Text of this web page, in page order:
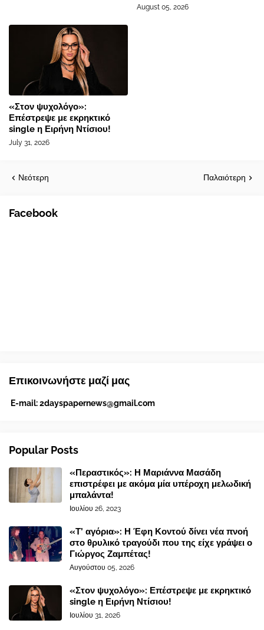
August 05, 2026
«Στον ψυχολόγο»:
Επέστρεψε με εκρηκτικό
single η Ειρήνη Ντίσιου!
July 31, 2026
Νεότερη Παλαιότερη
Facebook
Επικοινωνήστε μαζί μας
E-mail:2dayspapernews@gmail.com
Popular Posts
«Περαστικός»: Η Μαριάννα Μασάδη
επιστρέφει με ακόμα μία υπέροχη μελωδική
μπαλάντα!
Ιουλίου 26, 2023
«Τ’ αγόρια»: Η Έφη Κοντού δίνει νέα πνοή
στο θρυλικό τραγούδι που της είχε γράψει ο
Γιώργος Ζαμπέτας!
Αυγούστου 05, 2026
«Στον ψυχολόγο»: Επέστρεψε με εκρηκτικό
single η Ειρήνη Ντίσιου!
Ιουλίου 31, 2026